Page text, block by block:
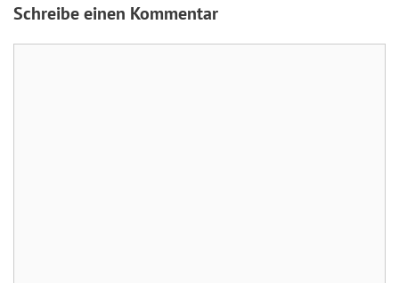
Schreibe einen Kommentar